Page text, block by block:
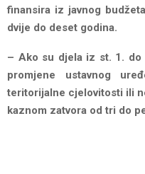
finansira iz javnog
dvije do deset godina.
– Ako su djela iz st. 1. do
promjene ustavnog
teritorijalne cjelovitosti ili
kaznom zatvora od tri do